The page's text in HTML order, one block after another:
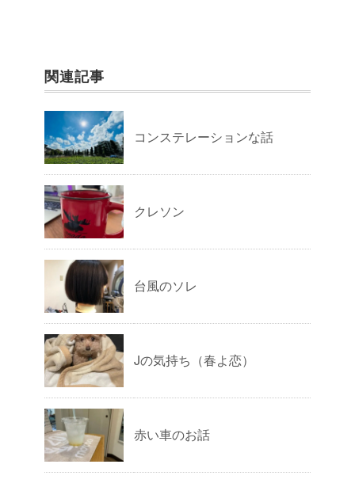
関連記事
コンステレーションな話
クレソン
台風のソレ
Jの気持ち（春よ恋）
赤い車のお話